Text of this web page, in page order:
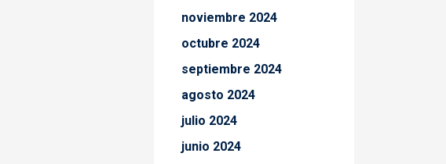
noviembre 2024
octubre 2024
septiembre 2024
agosto 2024
julio 2024
junio 2024